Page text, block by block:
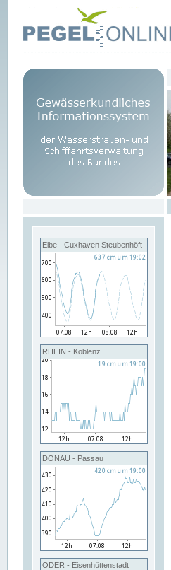
Elbe - Cuxhaven Steubenhöft
RHEIN - Koblenz
DONAU - Passau
ODER - Eisenhüttenstadt